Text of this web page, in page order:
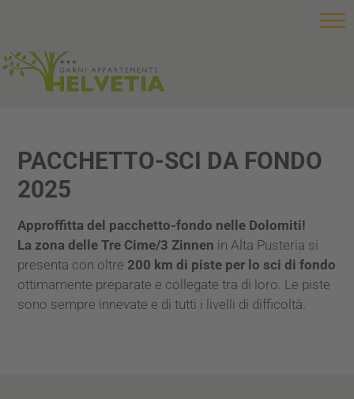
PACCHETTO-SCI DA FONDO
2025
Approffitta del pacchetto-fondo nelle Dolomiti!
La zona delle Tre Cime/3 Zinnen in Alta Pusteria si
presenta con oltre 200 km di piste per lo sci di fondo
ottimamente preparate e collegate tra di loro. Le piste
sono sempre innevate e di tutti i livelli di difficoltà.